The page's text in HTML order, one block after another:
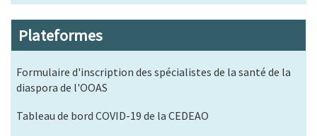
Plateformes
Formulaire d'inscription des spécialistes de la santé de la
diaspora de l'OOAS
Tableau de bord COVID-19 de la CEDEAO